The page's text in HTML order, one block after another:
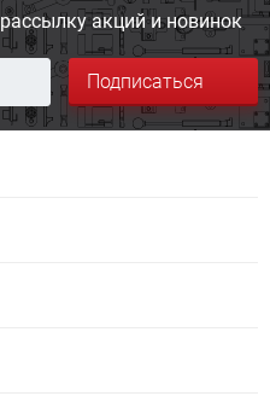
рассылку акций и новинок
Подписаться